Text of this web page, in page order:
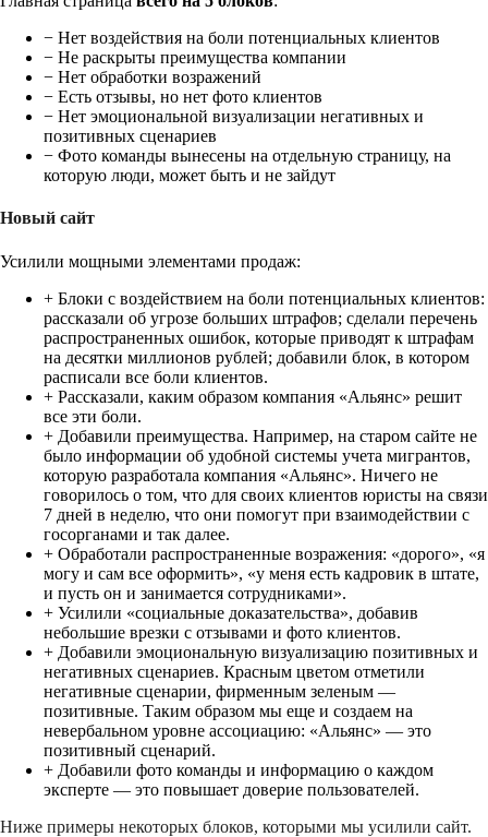
− Нет воздействия на боли потенциальных клиентов
− Не раскрыты преимущества компании
− Нет обработки возражений
− Есть отзывы, но нет фото клиентов
− Нет эмоциональной визуализации негативных и
позитивных сценариев
− Фото команды вынесены на отдельную страницу, на
которую люди, может быть и не зайдут
Новый сайт
Усилили мощными элементами продаж:
+ Блоки с воздействием на боли потенциальных клиентов:
рассказали об угрозе больших штрафов; сделали перечень
распространенных ошибок, которые приводят к штрафам
на десятки миллионов рублей; добавили блок, в котором
расписали все боли клиентов.
+ Рассказали, каким образом компания «Альянс» решит
все эти боли.
+ Добавили преимущества. Например, на старом сайте не
было информации об удобной системы учета мигрантов,
которую разработала компания «Альянс». Ничего не
говорилось о том, что для своих клиентов юристы на связи
7 дней в неделю, что они помогут при взаимодействии с
госорганами и так далее.
+ Обработали распространенные возражения: «дорого», «я
могу и сам все оформить», «у меня есть кадровик в штате,
и пусть он и занимается сотрудниками».
+ Усилили «социальные доказательства», добавив
небольшие врезки с отзывами и фото клиентов.
+ Добавили эмоциональную визуализацию позитивных и
негативных сценариев. Красным цветом отметили
негативные сценарии, фирменным зеленым —
позитивные. Таким образом мы еще и создаем на
невербальном уровне ассоциацию: «Альянс» — это
позитивный сценарий.
+ Добавили фото команды и информацию о каждом
эксперте — это повышает доверие пользователей.
Ниже примеры некоторых блоков, которыми мы усилили сайт.